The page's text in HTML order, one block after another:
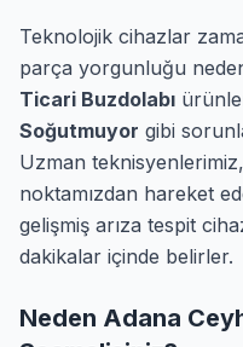
Teknolojik cihazlar
parça yorgunluğu
Ticari Buzdolabı
Soğutmuyor gibi
Uzman
noktamızdan hareket
gelişmiş arıza tespit
dakikalar içinde belirler.
Neden Adana